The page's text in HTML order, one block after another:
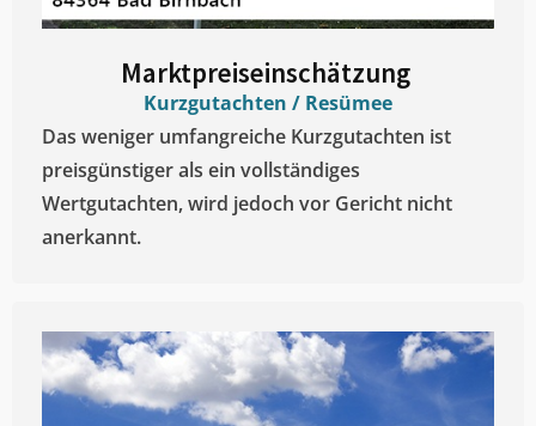
Marktpreiseinschätzung ​
Kurzgutachten / Resümee
Das weniger umfangreiche Kurzgutachten ist
preisgünstiger als ein vollständiges
Wertgutachten, wird jedoch vor Gericht nicht
anerkannt.